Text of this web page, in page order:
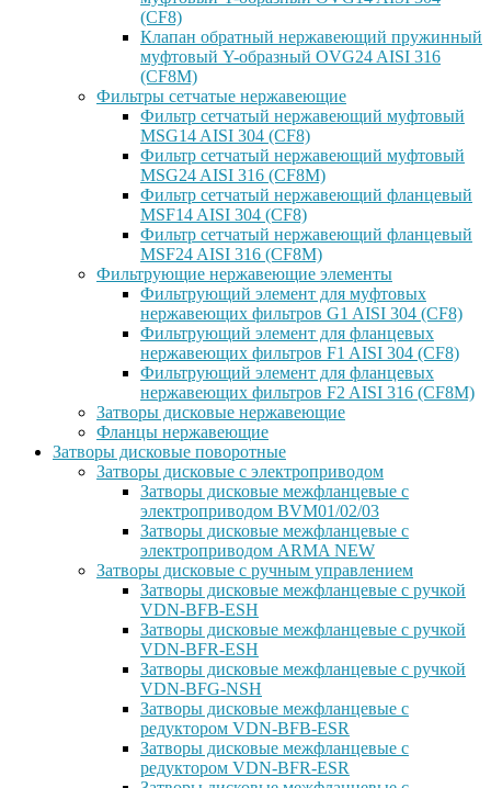
(CF8)
Клапан обратный нержавеющий пружинный
муфтовый Y-образный OVG24 AISI 316
(CF8М)
Фильтры сетчатые нержавеющие
Фильтр сетчатый нержавеющий муфтовый
MSG14 AISI 304 (CF8)
Фильтр сетчатый нержавеющий муфтовый
MSG24 AISI 316 (CF8M)
Фильтр сетчатый нержавеющий фланцевый
MSF14 AISI 304 (CF8)
Фильтр сетчатый нержавеющий фланцевый
MSF24 AISI 316 (CF8M)
Фильтрующие нержавеющие элементы
Фильтрующий элемент для муфтовых
нержавеющих фильтров G1 AISI 304 (CF8)
Фильтрующий элемент для фланцевых
нержавеющих фильтров F1 AISI 304 (CF8)
Фильтрующий элемент для фланцевых
нержавеющих фильтров F2 AISI 316 (CF8M)
Затворы дисковые нержавеющие
Фланцы нержавеющие
Затворы дисковые поворотные
Затворы дисковые с электроприводом
Затворы дисковые межфланцевые с
электроприводом BVM01/02/03
Затворы дисковые межфланцевые с
электроприводом ARMA NEW
Затворы дисковые с ручным управлением
Затворы дисковые межфланцевые с ручкой
VDN-BFB-ESH
Затворы дисковые межфланцевые с ручкой
VDN-BFR-ESH
Затворы дисковые межфланцевые с ручкой
VDN-BFG-NSH
Затворы дисковые межфланцевые с
редуктором VDN-BFB-ESR
Затворы дисковые межфланцевые с
редуктором VDN-BFR-ESR